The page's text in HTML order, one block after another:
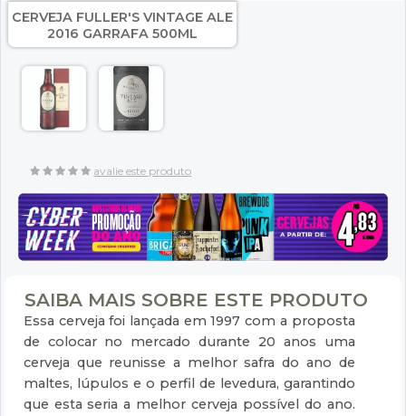
CERVEJA FULLER'S VINTAGE ALE
2016 GARRAFA 500ML
avalie este produto
SAIBA MAIS SOBRE ESTE PRODUTO
Essa cerveja foi lançada em 1997 com a proposta
de colocar no mercado durante 20 anos uma
cerveja que reunisse a melhor safra do ano de
maltes, lúpulos e o perfil de levedura, garantindo
que esta seria a melhor cerveja possível do ano.